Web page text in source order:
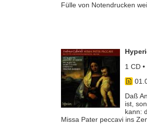
Fülle von Notendrucken
1 CD
Daß
ist,
kann:
Missa Pater peccavi ins